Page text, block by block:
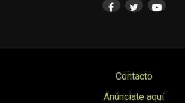
Contacto
Anúnciate aquí